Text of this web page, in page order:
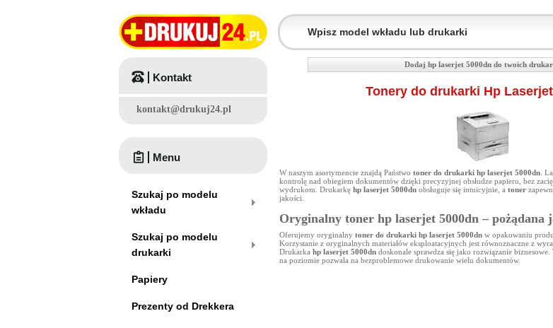
Dodaj hp laserjet 5000dn do twoich
Tonery do drukarki Hp
W naszym asortymencie znajdą Państwo toner do drukarki hp laserjet 5000dn .
kontrolę nad obiegiem dokumentów dzięki precyzyjnej obsłudze papieru, bez
wydrukom. Drukarkę hp laserjet 5000dn obsługuje się intuicyjnie, a toner
jakości.
Oryginalny toner hp laserjet 5000dn – pożądana
Oferujemy oryginalny toner do drukarki hp laserjet 5000dn w opakowaniu
Korzystanie z oryginalnych materiałów eksploatacyjnych jest równoznaczne z
Drukarka hp laserjet 5000dn doskonale sprawdza się jako rozwiązanie biznesowe.
na poziomie pozwala na bezproblemowe drukowanie wielu dokumentów.
Kontakt
kontakt@drukuj24.pl
Menu
Szukaj po modelu
wkładu
Szukaj po modelu
drukarki
Papiery
Prezenty od Drekkera